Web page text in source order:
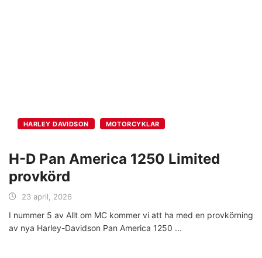
HARLEY DAVIDSON MOTORCYKLAR
H-D Pan America 1250 Limited
provkörd
23 april, 2026
I nummer 5 av Allt om MC kommer vi att ha med en provkörning
av nya Harley-Davidson Pan America 1250